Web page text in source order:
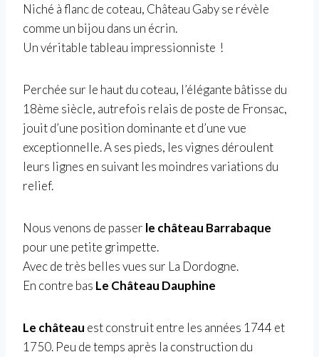
Niché à flanc de coteau, Château Gaby se révèle
comme un bijou dans un écrin.
Un véritable tableau impressionniste !
Perchée sur le haut du coteau, l’élégante bâtisse du
18ème siècle, autrefois relais de poste de Fronsac,
jouit d’une position dominante et d’une vue
exceptionnelle. A ses pieds, les vignes déroulent
leurs lignes en suivant les moindres variations du
relief.
Nous venons de passer le château Barrabaque
pour une petite grimpette.
Avec de très belles vues sur La Dordogne.
En contre bas Le Château Dauphine
Le château est construit entre les années 1744 et
1750. Peu de temps après la construction du